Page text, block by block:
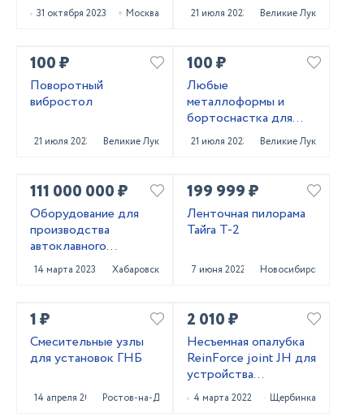
31 октября 2023 Москва 21 июля 2023 Великие Луки
100 ₽
Поворотный
вибростол
21 июля 2023 Великие Луки
100 ₽
Любые
металлоформы и
бортоснастка для
ваших ЖБИ от «М-
Конструктор»
21 июля 2023 Великие Луки
111 000 000 ₽
Оборудование для
производства
автоклавного
газобетона
14 марта 2023 Хабаровск
199 999 ₽
Ленточная пилорама
Тайга Т-2
7 июня 2022 Новосибирск
1 ₽
Смесительные узлы
для установок ГНБ
14 апреля 2022 Ростов-на-Дону
2 010 ₽
Несъемная опалубка
ReinForce joint JH для
устройства
промышленных
бетонных полов
4 марта 2022 Щербинка